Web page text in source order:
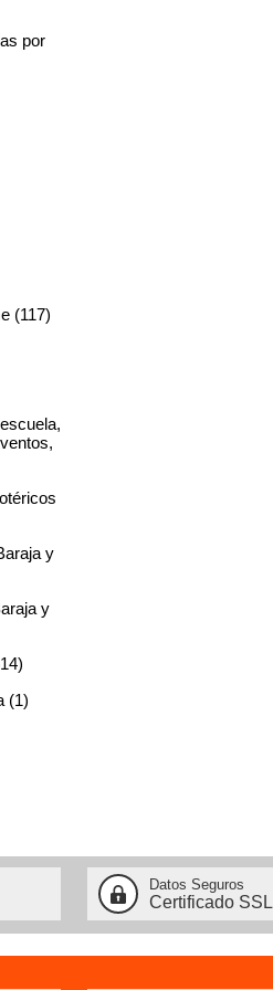
por
(117)
y
y
(1)
Datos Seguros
Certificado SSL